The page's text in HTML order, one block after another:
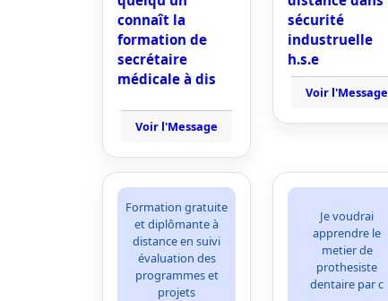
connaît la
formation de
secrétaire
médicale à dis
Voir l'Message
sécurité
industruelle
h.s.e
Voir l'Message
Formation gratuite
et diplômante à
distance en suivi
évaluation des
programmes et
projets
Je voudrai
apprendre le
metier de
prothesiste
dentaire par c